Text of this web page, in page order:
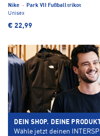
Nike ·
Park VII Fußballtrikot
Unisex
€ 22,99
DEIN SHOP. DEINE
Wähle jetzt deinen